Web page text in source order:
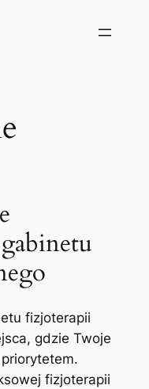
fizjoterapii
gdzie Twoje
fizjoterapii